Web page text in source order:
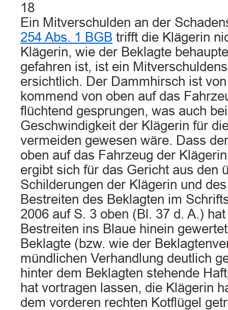
18
Ein Mitverschulden an der
254 Abs. 1 BGB trifft die Klägerin
Klägerin, wie der Beklagte
gefahren ist, ist ein
ersichtlich. Der Dammhirsch ist
kommend von oben auf das
flüchtend gesprungen, was auch
Geschwindigkeit der Klägerin für
vermeiden gewesen wäre. Dass
oben auf das Fahrzeug der
ergibt sich für das Gericht aus den
Schilderungen der Klägerin und
Bestreiten des Beklagten im
2006 auf S. 3 oben (Bl. 37 d. A.)
Bestreiten ins Blaue hinein
Beklagte (bzw. wie der
mündlichen Verhandlung deutlich
hinter dem Beklagten stehende
hat vortragen lassen, die Klägerin
dem vorderen rechten Kotflügel